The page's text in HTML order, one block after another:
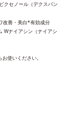
セノール（デクスパン
善・美白*有効成分
Wナイアシン（ナイアシ
使いください。